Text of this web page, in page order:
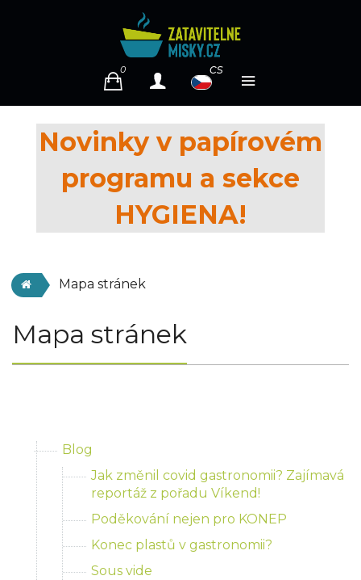
0 cs
Novinky v papírovém
programu a sekce
HYGIENA!
Mapa stránek
Mapa stránek
Blog
Jak změnil covid gastronomii? Zajímavá
reportáž z pořadu Víkend!
Poděkování nejen pro KONEP
Konec plastů v gastronomii?
Sous vide